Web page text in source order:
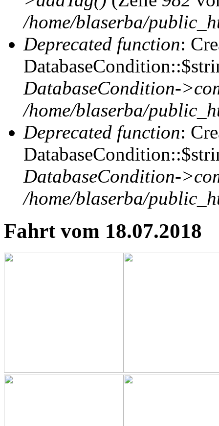
/home/blaserba/
Deprecated function:
DatabaseCondition-
/home/blaserba/
Deprecated function:
DatabaseCondition-
/home/blaserba/
Fahrt vom 18.07.2018